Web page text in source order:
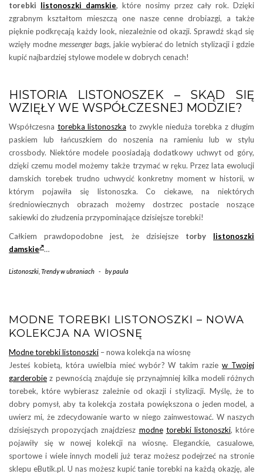
torebki listonoszki damskie, które nosimy przez cały rok. Dzięki
zgrabnym kształtom mieszczą one nasze cenne drobiazgi, a także
pięknie podkręcają każdy look, niezależnie od okazji. Sprawdź skąd się
wzięły modne messenger bags, jakie wybierać do letnich stylizacji i gdzie
kupić najbardziej stylowe modele w dobrych cenach!
HISTORIA LISTONOSZEK – SKĄD SIĘ
WZIĘŁY WE WSPÓŁCZESNEJ MODZIE?
Współczesna torebka listonoszka to zwykle nieduża torebka z długim
paskiem lub łańcuszkiem do noszenia na ramieniu lub w stylu
crossbody. Niektóre modele poosiadają dodatkowy uchwyt od góry,
dzięki czemu model możemy także trzymać w ręku. Przez lata ewolucji
damskich torebek trudno uchwycić konkretny moment w historii, w
którym pojawiła się listonoszka. Co ciekawe, na niektórych
średniowiecznych obrazach możemy dostrzec postacie noszące
sakiewki do złudzenia przypominające dzisiejsze torebki!
Całkiem prawdopodobne jest, że dzisiejsze torby listonoszki
damskie …
Listonoszki Trendy w ubraniach - bypaula
MODNE TOREBKI LISTONOSZKI – NOWA
KOLEKCJA NA WIOSNĘ
Modne torebki listonoszki – nowa kolekcja na wiosnę
Jesteś kobietą, która uwielbia mieć wybór? W takim raziew Twojej
garderobie z pewnością znajduje się przynajmniej kilka modeli różnych
torebek, które wybierasz zależnie od okazji i stylizacji. Myślę, że to
dobry pomysł, aby ta kolekcja została powiększona o jeden model, a
uwierz mi, że zdecydowanie warto w niego zainwestować. W naszych
dzisiejszych propozycjach znajdziesz modne torebki listonoszki, które
pojawiły się w nowej kolekcji na wiosnę. Eleganckie, casualowe,
sportowe i wiele innych modeli już teraz możesz podejrzeć na stronie
sklepu eButik.pl. U nas możesz kupić tanie torebki na każdą okazję, ale